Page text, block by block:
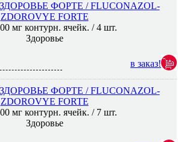
ФОРТЕ / FLUCONAZOL-
ZDOROVYE FORTE
мг контурн. ячейк. / 4 шт.
Здоровье
в заказ!
ФОРТЕ / FLUCONAZOL-
ZDOROVYE FORTE
мг контурн. ячейк. / 7 шт.
Здоровье